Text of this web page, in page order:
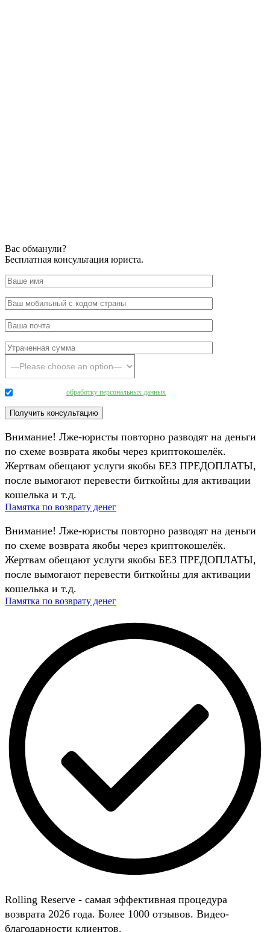
Вас обманули?
Бесплатная консультация юриста.
обработку персональных данных
Внимание! Лже-юристы повторно разводят на деньги
по схеме возврата якобы через криптокошелёк.
Жертвам обещают услуги якобы БЕЗ ПРЕДОПЛАТЫ,
после вымогают перевести биткойны для активации
кошелька и т.д.
Памятка по возврату денег
Внимание! Лже-юристы повторно разводят на деньги
по схеме возврата якобы через криптокошелёк.
Жертвам обещают услуги якобы БЕЗ ПРЕДОПЛАТЫ,
после вымогают перевести биткойны для активации
кошелька и т.д.
Памятка по возврату денег
Rolling Reserve - самая эффективная процедура
возврата 2026 года. Более 1000 отзывов. Видео-
благодарности клиентов.